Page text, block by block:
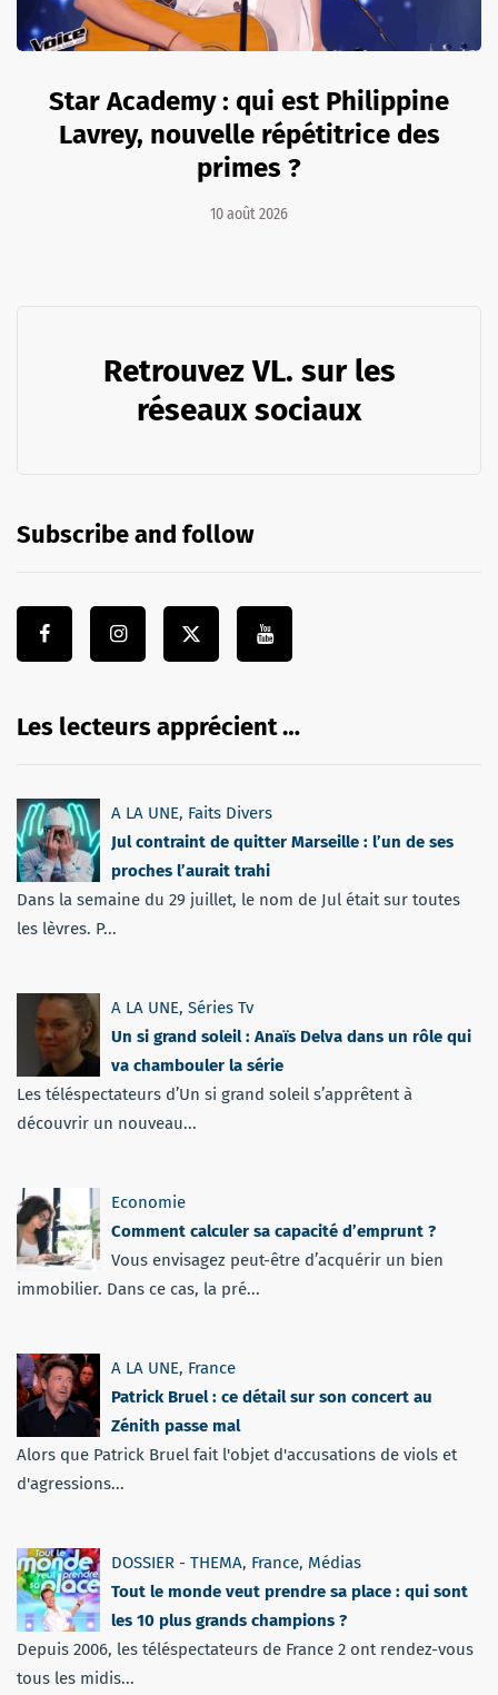
Star Academy : qui est Philippine
Lavrey, nouvelle répétitrice des
primes ?
10 août 2026
Retrouvez VL. sur les
réseaux sociaux
Subscribe and follow
Les lecteurs apprécient …
A LA UNE, Faits Divers
Jul contraint de quitter Marseille : l’un de ses
proches l’aurait trahi
Dans la semaine du 29 juillet, le nom de Jul était sur toutes
les lèvres. P...
A LA UNE, Séries Tv
Un si grand soleil : Anaïs Delva dans un rôle qui
va chambouler la série
Les téléspectateurs d’Un si grand soleil s’apprêtent à
découvrir un nouveau...
Economie
Comment calculer sa capacité d’emprunt ?
Vous envisagez peut-être d’acquérir un bien
immobilier. Dans ce cas, la pré...
A LA UNE, France
Patrick Bruel : ce détail sur son concert au
Zénith passe mal
Alors que Patrick Bruel fait l'objet d'accusations de viols et
d'agressions...
DOSSIER - THEMA, France, Médias
Tout le monde veut prendre sa place : qui sont
les 10 plus grands champions ?
Depuis 2006, les téléspectateurs de France 2 ont rendez-vous
tous les midis...